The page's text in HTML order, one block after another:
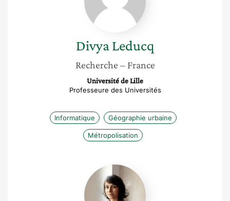
DivyaLeducq
Recherche – France
Université de Lille
Professeure des Universités
Informatique Géographie urbaine
Métropolisation
Ariane
Picoche